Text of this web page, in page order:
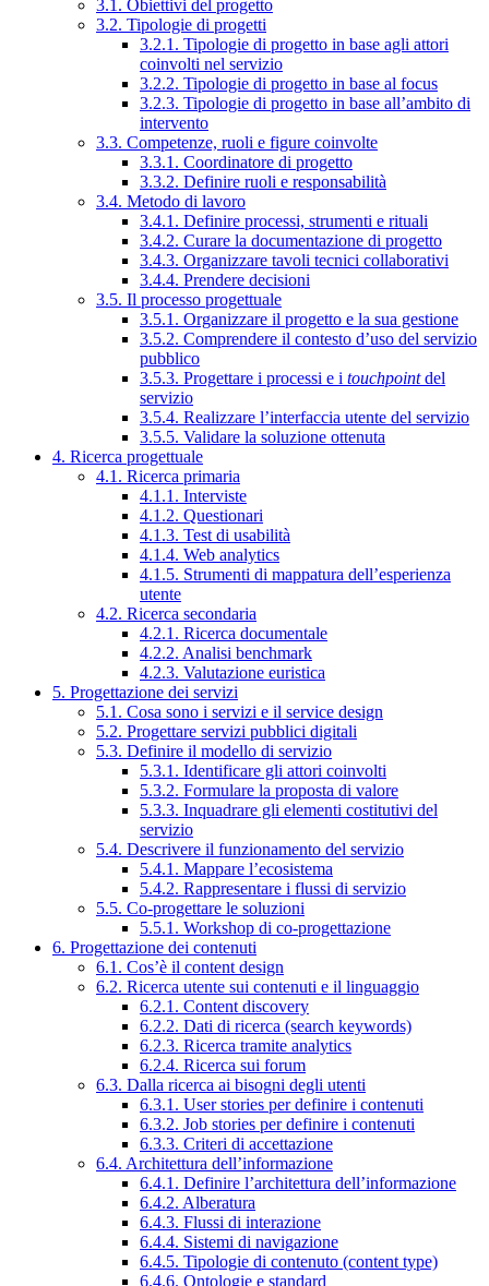
3.1. Obiettivi del progetto
3.2. Tipologie di progetti
3.2.1. Tipologie di progetto in base agli attori
coinvolti nel servizio
3.2.2. Tipologie di progetto in base al focus
3.2.3. Tipologie di progetto in base all’ambito di
intervento
3.3. Competenze, ruoli e figure coinvolte
3.3.1. Coordinatore di progetto
3.3.2. Definire ruoli e responsabilità
3.4. Metodo di lavoro
3.4.1. Definire processi, strumenti e rituali
3.4.2. Curare la documentazione di progetto
3.4.3. Organizzare tavoli tecnici collaborativi
3.4.4. Prendere decisioni
3.5. Il processo progettuale
3.5.1. Organizzare il progetto e la sua gestione
3.5.2. Comprendere il contesto d’uso del servizio
pubblico
3.5.3. Progettare i processi e i touchpointdel
servizio
3.5.4. Realizzare l’interfaccia utente del servizio
3.5.5. Validare la soluzione ottenuta
4. Ricerca progettuale
4.1. Ricerca primaria
4.1.1. Interviste
4.1.2. Questionari
4.1.3. Test di usabilità
4.1.4. Web analytics
4.1.5. Strumenti di mappatura dell’esperienza
utente
4.2. Ricerca secondaria
4.2.1. Ricerca documentale
4.2.2. Analisi benchmark
4.2.3. Valutazione euristica
5. Progettazione dei servizi
5.1. Cosa sono i servizi e il service design
5.2. Progettare servizi pubblici digitali
5.3. Definire il modello di servizio
5.3.1. Identificare gli attori coinvolti
5.3.2. Formulare la proposta di valore
5.3.3. Inquadrare gli elementi costitutivi del
servizio
5.4. Descrivere il funzionamento del servizio
5.4.1. Mappare l’ecosistema
5.4.2. Rappresentare i flussi di servizio
5.5. Co-progettare le soluzioni
5.5.1. Workshop di co-progettazione
6. Progettazione dei contenuti
6.1. Cos’è il content design
6.2. Ricerca utente sui contenuti e il linguaggio
6.2.1. Content discovery
6.2.2. Dati di ricerca (search keywords)
6.2.3. Ricerca tramite analytics
6.2.4. Ricerca sui forum
6.3. Dalla ricerca ai bisogni degli utenti
6.3.1. User stories per definire i contenuti
6.3.2. Job stories per definire i contenuti
6.3.3. Criteri di accettazione
6.4. Architettura dell’informazione
6.4.1. Definire l’architettura dell’informazione
6.4.2. Alberatura
6.4.3. Flussi di interazione
6.4.4. Sistemi di navigazione
6.4.5. Tipologie di contenuto (content type)
6.4.6. Ontologie e standard